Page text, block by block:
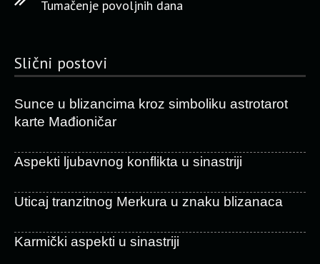
Tumačenje povoljnih dana
Slični postovi
Sunce u blizancima kroz simboliku astrotarot
karte Mađioničar
Aspekti ljubavnog konflikta u sinastriji
Uticaj tranzitnog Merkura u znaku blizanaca
Karmički aspekti u sinastriji